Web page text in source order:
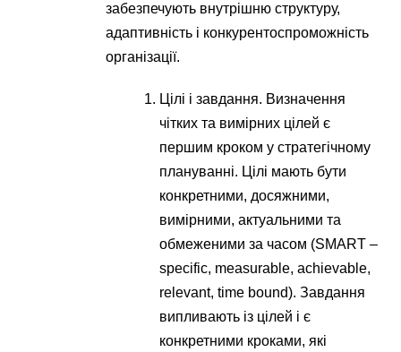
забезпечують внутрішню структуру,
адаптивність і конкурентоспроможність
організації.
Цілі і завдання. Визначення
чітких та вимірних цілей є
першим кроком у стратегічному
плануванні. Цілі мають бути
конкретними, досяжними,
вимірними, актуальними та
обмеженими за часом (SMART –
specific, measurable, achievable,
relevant, time bound). Завдання
випливають із цілей і є
конкретними кроками, які